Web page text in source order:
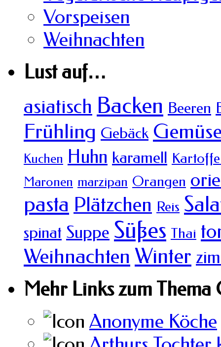
Vorspeisen
Weihnachten
Lust auf…
asiatisch Backen Beeren
Frühling Gebäck
Kuchen Huhn karamell
Maronen marzipan Orangen
pasta Plätzchen Reis
spinat Suppe Süßes Thai
Weihnachten Winter
Mehr Links zum Thema
Anonyme Köche